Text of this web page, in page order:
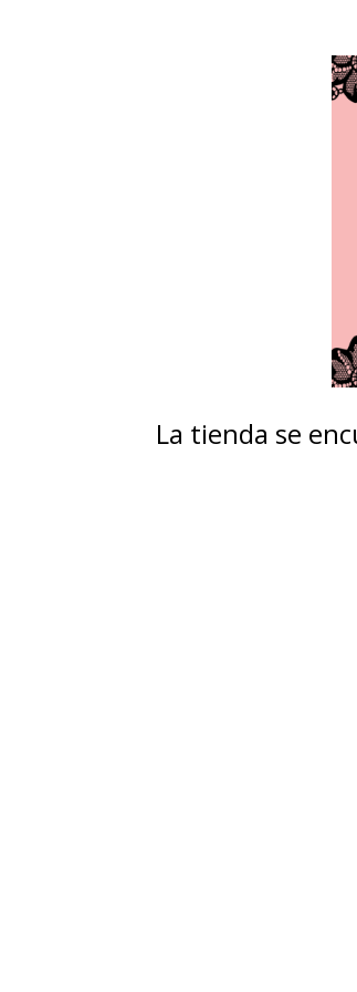
La tienda se